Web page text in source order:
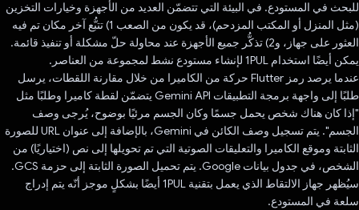
للبحث في المستودع. في البيئة التي تتضمّن العديد من الأجهزة وخيارات التخزين
(مثل المنزل أو المكتب المزدحم)، قد يكون من الصعب 1) تتبُّع آخر مكان تم فيه
العثور على جهاز، و2) تذكُّر جميع الأجهزة عند محاولة حلّ مشكلة أو تنفيذ قائمة.
يمكن أيضًا استخدام 1PUL لإنشاء مستودع نشط لمجموعة من العناصر.
عندما يرصد رمز Flutter حركة من الكاميرا من خلال مقارنة اللقطات، يرسل
طلبًا إلى واجهة برمجة التطبيقات Gemini API يتضمّن لقطة كاميرا وطلبًا مثل
"إذا كان هناك شخص يحمل جسمًا وكان الجسم مرئيًا بوضوح، يُرجى وصف
الجسم". يتم تسجيل وصف الكائن في Gemini، بالإضافة إلى عنوان URL للصورة
الثابتة وموقع الكاميرا والتعليقات الصوتية التي تم تحويلها إلى نص (اختياريًا) من
الشخص، في جدول بيانات Google. يتم تحميل الصورة الثابتة إلى حزمة GCS.
سيُظهر جهاز الالتقاط الذي يعمل بتقنية 1PUL أيضًا بشكلٍ موجز أنّه يتم إدراج
سلعة في المستودع.